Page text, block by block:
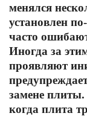
менялся
установлен
часто
Иногда за
проявляют
замене
когда плита